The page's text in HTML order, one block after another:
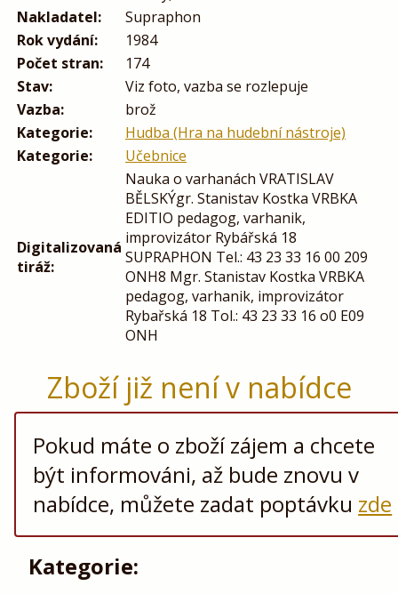
Nakladatel:
Supraphon
Rok vydání:
1984
Počet stran:
174
Stav:
Viz foto, vazba se rozlepuje
Vazba:
brož
Kategorie:
Hudba (Hra na hudební nástroje)
Kategorie:
Učebnice
Digitalizovaná
tiráž:
Nauka o varhanách VRATISLAV
BĚLSKÝgr. Stanistav Kostka VRBKA
EDITIO pedagog, varhanik,
improvizátor Rybářská 18
SUPRAPHON Tel.: 43 23 33 16 00 209
ONH8 Mgr. Stanistav Kostka VRBKA
pedagog, varhanik, improvizátor
Rybařská 18 Tol.: 43 23 33 16 o0 E09
ONH
Zboží již není v nabídce
Pokud máte o zboží zájem a chcete
být informováni, až bude znovu v
nabídce, můžete zadat poptávku zde
Kategorie: